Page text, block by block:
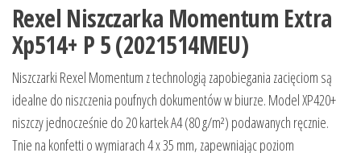
Rexel Niszczarka Momentum Extra
Xp514+ P 5 (2021514MEU)
Niszczarki Rexel Momentum z technologią zapobiegania zacięciom są
idealne do niszczenia poufnych dokumentów w biurze. Model XP420+
niszczy jednocześnie do 20 kartek A4 (80 g/m²) podawanych ręcznie.
Tnie na konfetti o wymiarach 4 x 35 mm, zapewniając poziom